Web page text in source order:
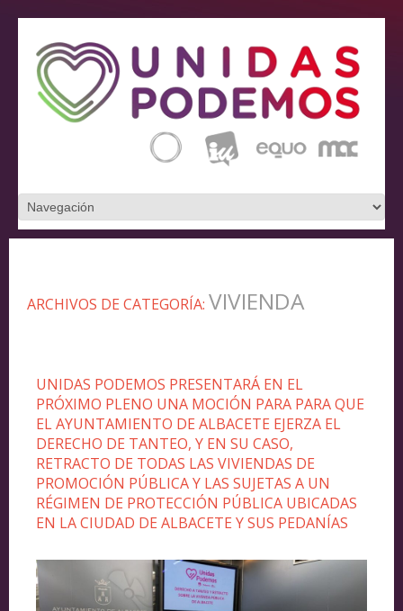
ARCHIVOS DE CATEGORÍA: VIVIENDA
UNIDAS PODEMOS PRESENTARÁ EN EL
PRÓXIMO PLENO UNA MOCIÓN PARA PARA QUE
EL AYUNTAMIENTO DE ALBACETE EJERZA EL
DERECHO DE TANTEO, Y EN SU CASO,
RETRACTO DE TODAS LAS VIVIENDAS DE
PROMOCIÓN PÚBLICA Y LAS SUJETAS A UN
RÉGIMEN DE PROTECCIÓN PÚBLICA UBICADAS
EN LA CIUDAD DE ALBACETE Y SUS PEDANÍAS